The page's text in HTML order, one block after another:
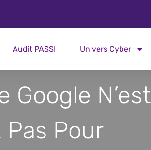
Audit PASSI Univers Cyber
Google N’est
Pour